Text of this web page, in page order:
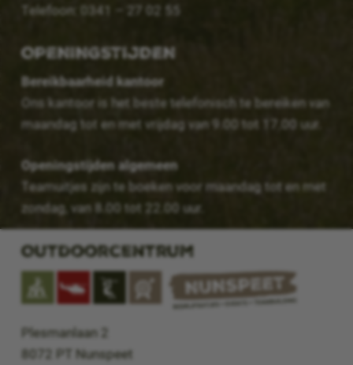
Telefoon: 0341 – 27 02 55
OPENINGSTIJDEN
Bereikbaarheid kantoor
Ons kantoor is het beste telefonisch te bereiken van
maandag tot en met vrijdag van 9.00 tot 17.00 uur.
Openingstijden algemeen
Teamuitjes zijn te boeken voor maandag tot en met
zondag, van 8.00 tot 22.00 uur.
Outdoorcentrum
Plesmanlaan 2
8072 PT Nunspeet